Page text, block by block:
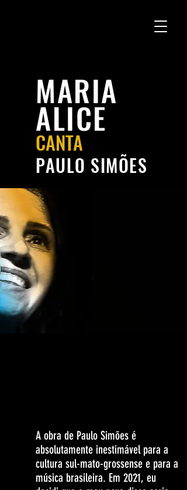
PAULO SIMÕES
MARIA
ALICE
CANTA
A obra de Paulo Simões é
absolutamente inestimável para a
cultura sul-mato-grossense e para a
música brasileira. Em 2021, eu